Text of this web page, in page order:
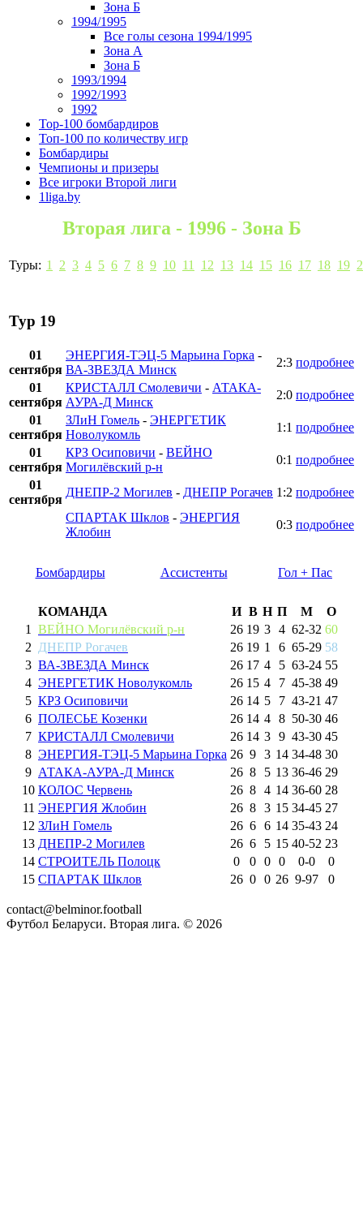
Зона Б
1994/1995
Все голы сезона 1994/1995
Зона А
Зона Б
1993/1994
1992/1993
1992
Top-100 бомбардиров
Топ-100 по количеству игр
Бомбардиры
Чемпионы и призеры
Все игроки Второй лиги
1liga.by
Вторая лига - 1996 - Зона Б
Туры: 1 2 3 4 5 6 7 8 9 10 11 12 13 14 15 16 17 18 19
Тур 19
01
сентября
ЭНЕРГИЯ-ТЭЦ-5 Марьина Горка -
ВА-ЗВЕЗДА Минск
2:3 подробнее
01
сентября
КРИСТАЛЛ Смолевичи - АТАКА-
АУРА-Д Минск
2:0 подробнее
01
сентября
ЗЛиН Гомель - ЭНЕРГЕТИК
Новолукомль
1:1 подробнее
01
сентября
КРЗ Осиповичи - ВЕЙНО
Могилёвский р-н
0:1 подробнее
01
сентября
ДНЕПР-2 Могилев - ДНЕПР Рогачев 1:2 подробнее
СПАРТАК Шклов - ЭНЕРГИЯ
Жлобин
0:3 подробнее
Бомбардиры Ассистенты Гол + Пас
КОМАНДА И В Н П М
О
1
ВЕЙНО Могилёвский р-н 26 19 3 4 62-32 60
2
ДНЕПР Рогачев 26 19 1 6 65-29 58
3 ВА-ЗВЕЗДА Минск 26 17 4 5 63-24 55
4 ЭНЕРГЕТИК Новолукомль 26 15 4 7 45-38 49
5 КРЗ Осиповичи 26 14 5 7 43-21 47
6 ПОЛЕСЬЕ Козенки 26 14 4 8 50-30 46
7 КРИСТАЛЛ Смолевичи 26 14 3 9 43-30 45
8 ЭНЕРГИЯ-ТЭЦ-5 Марьина Горка 26 9 3 14 34-48 30
9 АТАКА-АУРА-Д Минск 26 8 5 13 36-46 29
10 КОЛОС Червень 26 8 4 14 36-60 28
11 ЭНЕРГИЯ Жлобин 26 8 3 15 34-45 27
12 ЗЛиН Гомель 26 6 6 14 35-43 24
13 ДНЕПР-2 Могилев 26 6 5 15 40-52 23
14 СТРОИТЕЛЬ Полоцк 0 0 0 0 0-0
0
15 СПАРТАК Шклов 26 0 0 26 9-97 0
contact@belminor.football
Футбол Беларуси. Вторая лига. © 2026